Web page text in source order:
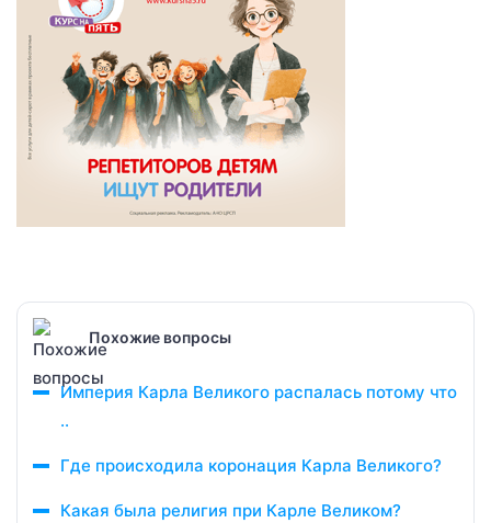
Похожие вопросы
Империя Карла Великого распалась потому что
..
Где происходила коронация Карла Великого?
Какая была религия при Карле Великом?